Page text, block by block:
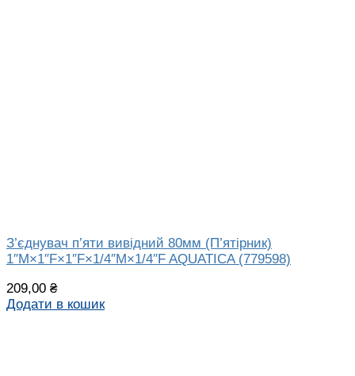
З’єднувач п’яти вивідний 80мм (П’ятірник)
1″М×1″F×1″F×1/4″M×1/4″F AQUATICA (779598)
209,00 ₴
Додати в кошик